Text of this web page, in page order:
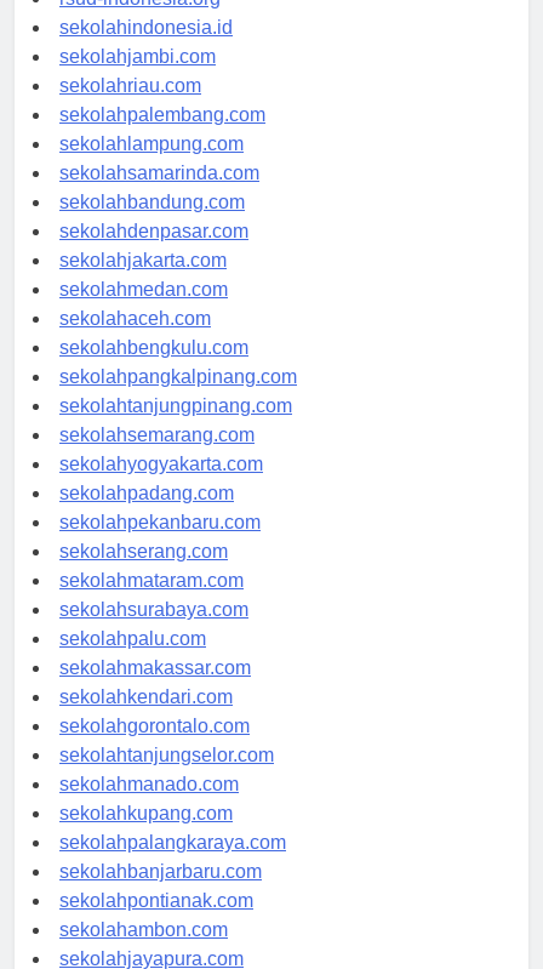
rsud-indonesia.org
sekolahindonesia.id
sekolahjambi.com
sekolahriau.com
sekolahpalembang.com
sekolahlampung.com
sekolahsamarinda.com
sekolahbandung.com
sekolahdenpasar.com
sekolahjakarta.com
sekolahmedan.com
sekolahaceh.com
sekolahbengkulu.com
sekolahpangkalpinang.com
sekolahtanjungpinang.com
sekolahsemarang.com
sekolahyogyakarta.com
sekolahpadang.com
sekolahpekanbaru.com
sekolahserang.com
sekolahmataram.com
sekolahsurabaya.com
sekolahpalu.com
sekolahmakassar.com
sekolahkendari.com
sekolahgorontalo.com
sekolahtanjungselor.com
sekolahmanado.com
sekolahkupang.com
sekolahpalangkaraya.com
sekolahbanjarbaru.com
sekolahpontianak.com
sekolahambon.com